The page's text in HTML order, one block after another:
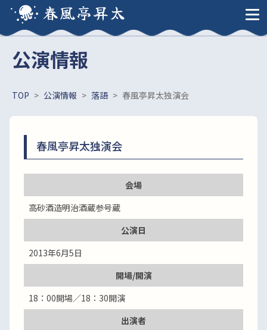
春風亭昇太
公演情報
TOP > 公演情報 > 落語 > 春風亭昇太独演会
春風亭昇太独演会
会場
高砂酒造明治酒蔵参号蔵
公演日
2013年6月5日
開場/開演
18：00開場／18：30開演
出演者